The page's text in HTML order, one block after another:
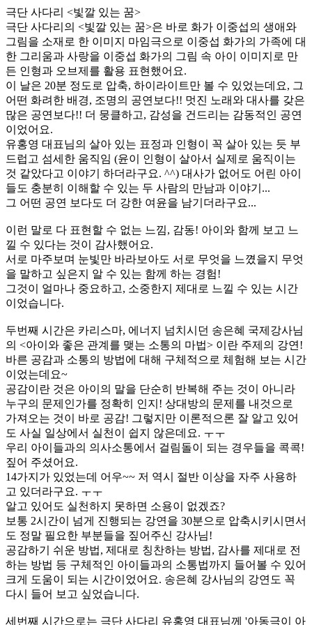
극단 사다리 <빛깔 있는 꿈>
극단 사다리의 <빛깔 있는 꿈>은 바로 화가 이중섭의 생애와
그림을 소재로 한 이미지 마임극으로 이중섭 화가의 가족에 대
한 그리움과 사랑을 이중섭 화가의 그림 속 아이 이미지로 만
든 인형과 오브제를 활용 표현했어요.
​이 날은 20분 정도로 압축, 하이라이트만 볼 수 있었는데요, 그
어떤 화려한 배경, 조명의 공연보다!! 멋진 노래와 대사를 갖은
많은 공연보다!! 더 뭉클하고, 감성을 건드리는 감동적인 공연
이었어요.
유홍영 대표님의 살아 있는 표정과 인형이 꼭 살아 있는 듯 부
드럽고 섬세한 움직임 (윤이 인형이 살아서 실제로 움직이는
것 같았다고 이야기 하더라구요. ^^) 대사가 없어도 ​어린 아이
들도 충분히 이해할 수 있는 두 사람의 만남과 이야기...
그 어떤 공연 보다도 더 강한 여윤을 남기더라구요...
이런 말로 다 표현할 수 없는 느낌, 감동! 아이와 함께 보고 느
낄 수 있다는 것이 감사했어요.
서로 마주보며 눈빛만 바라보아도 서로 무엇을 느꼈을지 무엇
을 말하고 싶은지 알 수 있는 함께 하는 경험!
그것이 얼마나 중요하고, 소중한지 제대로 느낄 수 있는 시간
이었습니다.
두번째 시간은 카리스마, 에너지 넘치시던 송은혜 국제강사님
의 <아이와 좋은 관계를 맺는 소통의 마법> 이란 주제의 강연!
​바른 공감과 소통의 방법에 대해 구체적으로 체험해 보는 시간
이었는데요~
공감이란 것은 아이의 말을 단순히 반복해 주는 것이 아니라
누구의 문제인가를 정확히 인지! 상대방의 문제를 내것으로
가져오는 것이 바로 공감! 그렇지만 이론적으론 잘 알고 있어
도 사실 일상에서 실천이 쉽지 않은데요. ㅜㅜ
우리 아이들과의 의사소통에서 걸림돌이 되는 경우들을 콕콕!
짚어 주셨어요.
14가지가 있었는데 어우~~ 저 역시 절반 이상을 자주 사용하
고 있더라구요. ㅜㅜ
​알고 있어도 실천하지 못하면 소용이 없겠죠?
​보통 2시간이 넘게 진행되는 강연을 30분으로 압축시키시면서
도 정말 필요한 부분들을 짚어주신 강사님!
공감하기 쉬운 방법, 제대로 칭찬하는 방법, 감사를 제대로 전
하는 방법 등 구체적인 아이들과의 소통법까지 들어볼 수 있어
크게 도움이 되는 시간이었어요. 송은혜 강사님의 강연도 꼭
다시 들어 보고 싶었습니다.
​세번째 시간으로는 극단 사다리 유홍영 대표님께 ​'아동극이 아